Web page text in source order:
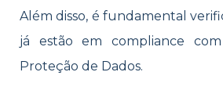
Além disso, é fundamental
já estão em compliance
Proteção de Dados.